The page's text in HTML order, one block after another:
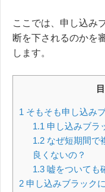
ここでは、申し込み
断を下されるのかを
します。
1 そもそも申し込み
1.1 申し込みブラ
1.2なぜ短期間で
良くないの？
1.3嘘をついても
2 申し込みブラック